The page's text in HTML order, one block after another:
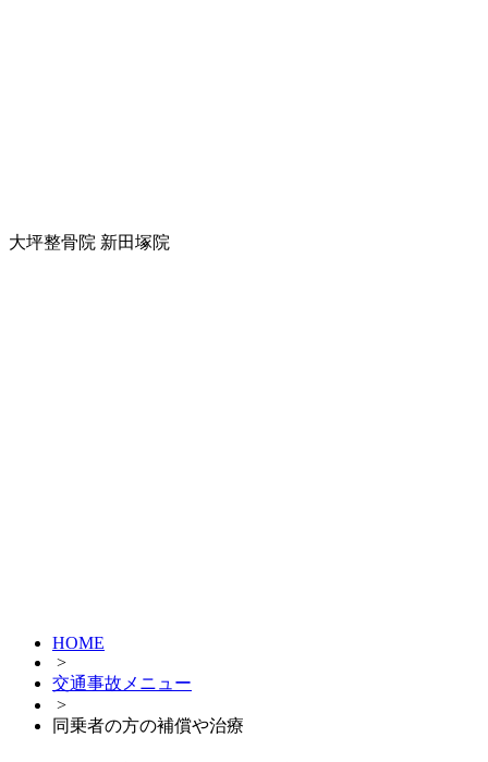
大坪整骨院 新田塚院
HOME
>
交通事故メニュー
>
同乗者の方の補償や治療